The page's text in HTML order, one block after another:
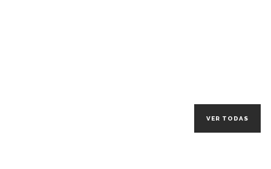
VER TODAS